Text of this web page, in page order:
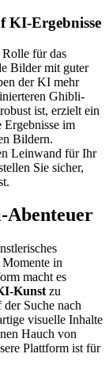
KI-Ergebnisse
Rolle für das
Bilder mit guter
der KI mehr
Ghibli-
robust ist, erzielt ein
Ergebnisse im
Bildern.
Leinwand für Ihr
Sie sicher,
Abenteuer
in
macht es
Kunst zu
Suche nach
visuelle Inhalte
Hauch von
Plattform ist für